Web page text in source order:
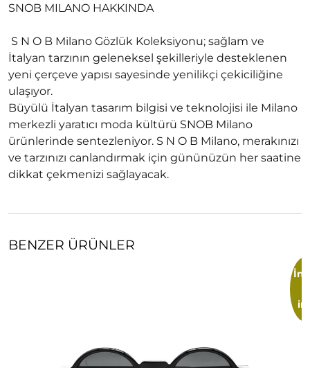
SNOB MILANO HAKKINDA
S N O B Milano Gözlük Koleksiyonu; sağlam ve
İtalyan tarzının geleneksel şekilleriyle desteklenen
yeni çerçeve yapısı sayesinde yenilikçi çekiciliğine
ulaşıyor.
Büyülü İtalyan tasarım bilgisi ve teknolojisi ile Milano
merkezli yaratıcı moda kültürü SNOB Milano
ürünlerinde sentezleniyor. S N O B Milano, merakınızı
ve tarzınızı canlandırmak için gününüzün her saatine
dikkat çekmenizi sağlayacak.
BENZER ÜRÜNLER